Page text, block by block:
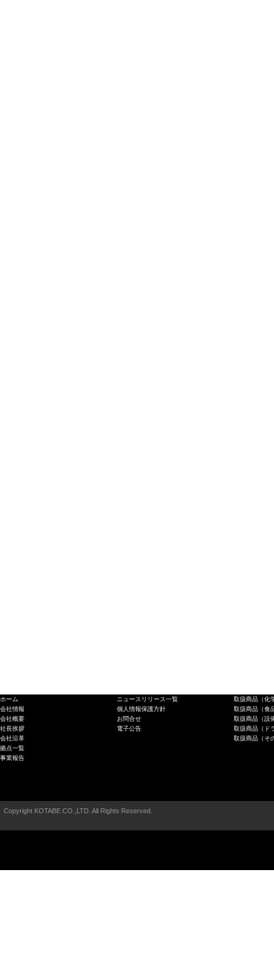
ホーム
会社情報
会社概要
社長挨拶
会社沿革
拠点一覧
事業報告
ニュースリリース一覧
個人情報保護方針
お問合せ
電子公告
取扱商品（化
取扱商品（食
取扱商品（設
取扱商品（ド
取扱商品（そ
Copyright KOTABE CO.,LTD. All Rights Reserved.